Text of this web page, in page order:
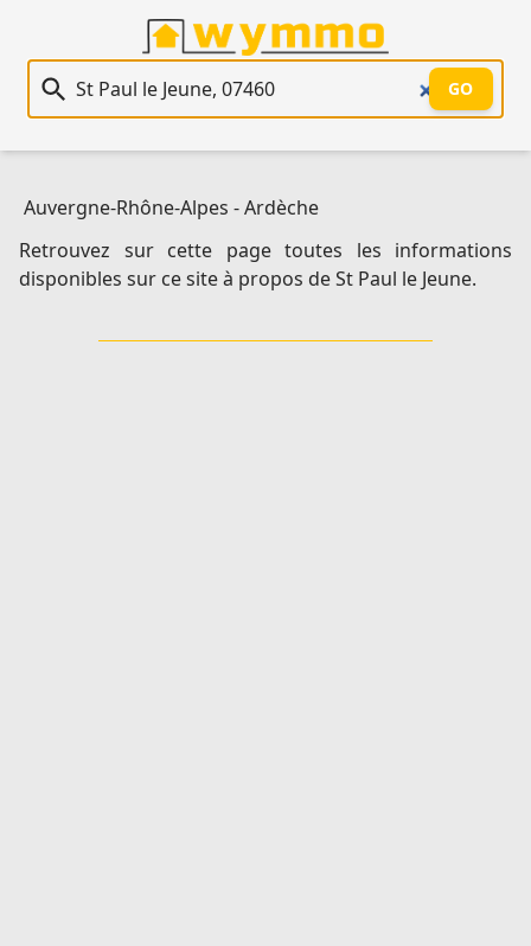
Recherche immobilière
GO
Auvergne-Rhône-Alpes -Ardèche
Retrouvez sur cette page toutes les informations
disponibles sur ce site à propos de St Paul le Jeune.